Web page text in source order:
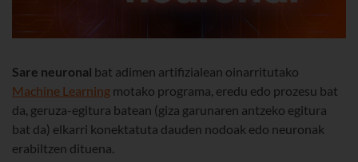
Sare neuronal bat adimen artifizialean oinarritutako
Machine Learning motako programa, eredu edo prozesu bat
da, geruza-egitura batean (giza garunaren antzeko egitura
bat da) elkarri konektatuta dauden nodoak edo neuronak
erabiltzen dituena.